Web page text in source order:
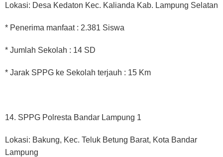
Lokasi: Desa Kedaton Kec. Kalianda Kab. Lampung Selatan
* Penerima manfaat : 2.381 Siswa
* Jumlah Sekolah : 14 SD
* Jarak SPPG ke Sekolah terjauh : 15 Km
14. SPPG Polresta Bandar Lampung 1
Lokasi: Bakung, Kec. Teluk Betung Barat, Kota Bandar
Lampung